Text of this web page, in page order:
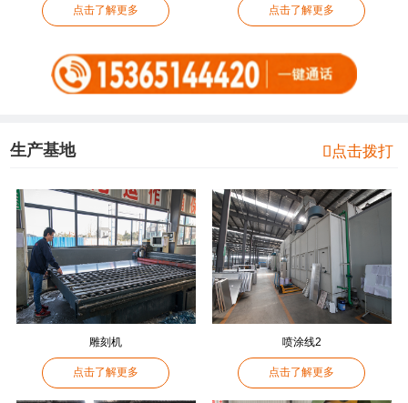
点击了解更多 点击了解更多
生产基地 点击拨打
雕刻机
点击了解更多
喷涂线2
点击了解更多